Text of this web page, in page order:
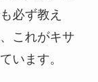
必ず教え
これがキサ
います。